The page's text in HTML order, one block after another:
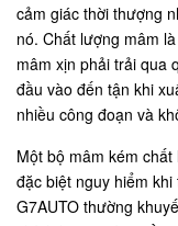
cảm giác thời thượng
nó. Chất lượng mâm
mâm xịn phải trải qua
đầu vào đến tận khi
nhiều công đoạn và
Một bộ mâm kém
đặc biệt nguy hiểm
G7AUTO thường